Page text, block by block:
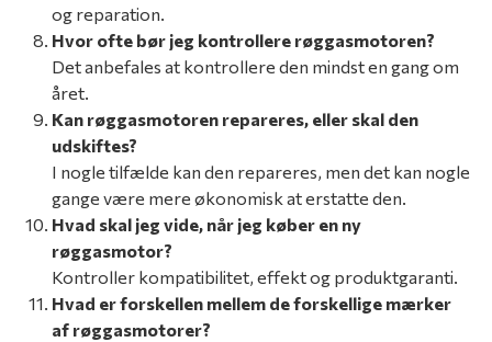
og reparation.
Hvor ofte bør jeg kontrollere røggasmotoren?
Det anbefales at kontrollere den mindst en gang om
året.
Kan røggasmotoren repareres, eller skal den
udskiftes?
I nogle tilfælde kan den repareres, men det kan nogle
gange være mere økonomisk at erstatte den.
Hvad skal jeg vide, når jeg køber en ny
røggasmotor?
Kontroller kompatibilitet, effekt og produktgaranti.
Hvad er forskellen mellem de forskellige mærker
af røggasmotorer?